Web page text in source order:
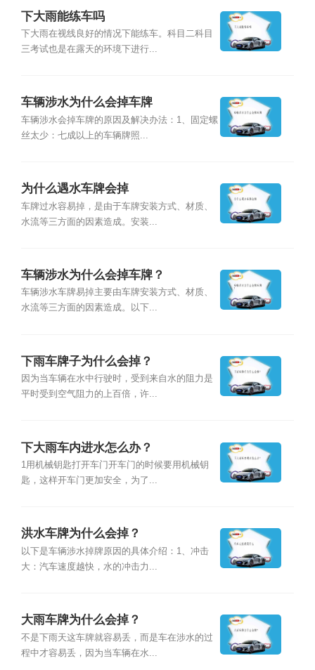
下大雨能练车吗
下大雨在视线良好的情况下能练车。科目二科目
三考试也是在露天的环境下进行...
车辆涉水为什么会掉车牌
车辆涉水会掉车牌的原因及解决办法：1、固定螺
丝太少：七成以上的车辆牌照...
为什么遇水车牌会掉
车牌过水容易掉，是由于车牌安装方式、材质、
水流等三方面的因素造成。安装...
车辆涉水为什么会掉车牌？
车辆涉水车牌易掉主要由车牌安装方式、材质、
水流等三方面的因素造成。以下...
下雨车牌子为什么会掉？
因为当车辆在水中行驶时，受到来自水的阻力是
平时受到空气阻力的上百倍，许...
下大雨车内进水怎么办？
1用机械钥匙打开车门开车门的时候要用机械钥
匙，这样开车门更加安全，为了...
洪水车牌为什么会掉？
以下是车辆涉水掉牌原因的具体介绍：1、冲击
大：汽车速度越快，水的冲击力...
大雨车牌为什么会掉？
不是下雨天这车牌就容易丢，而是车在涉水的过
程中才容易丢，因为当车辆在水...